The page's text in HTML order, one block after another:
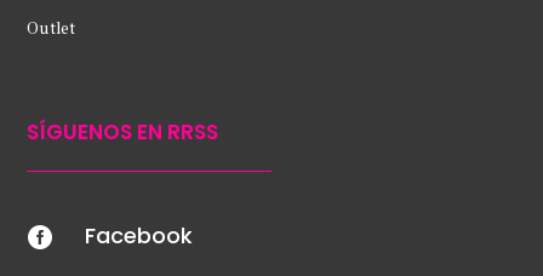
Outlet
SÍGUENOS EN RRSS
 Facebook